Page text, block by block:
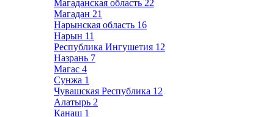
Магаданская область 22
Магадан 21
Нарынская область 16
Нарын 11
Республика Ингушетия 12
Назрань 7
Магас 4
Сунжа 1
Чувашская Республика 12
Алатырь 2
Канаш 1